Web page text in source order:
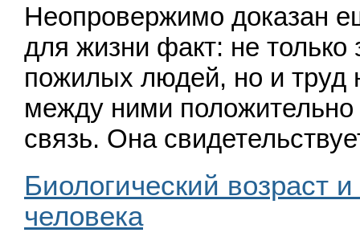
Неопровержимо доказан
для жизни факт: не только
пожилых людей, но и труд
между ними
связь. Она
Биологический возраст
человека